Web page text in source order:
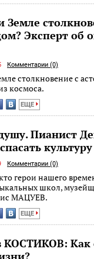
Земле
Эксперт об
Комментарии (0)
столкновение с
космоса.
ЕЩЕ
Пианист
культуру
Комментарии (0)
герои нашего
школ,
МАЦУЕВ.
ЕЩЕ
КОСТИКОВ: Как